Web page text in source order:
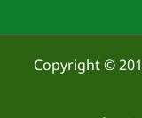
Copyright ©